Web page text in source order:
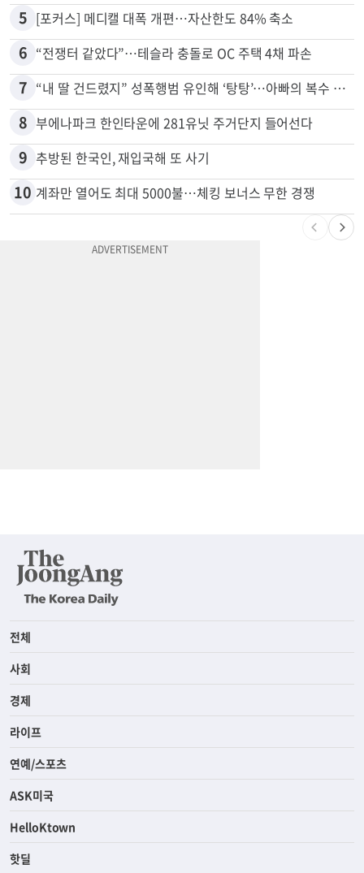
4 '14년째 도피' 한인 간호사 공개 수배…메디케어 사기 유죄
5 [포커스] 메디캘 대폭 개편…자산한도 84% 축소
6 “전쟁터 같았다”…테슬라 충돌로 OC 주택 4채 파손
7
8 부에나파크 한인타운에 281유닛 주거단지 들어선다
9 추방된 한국인, 재입국해 또 사기
계좌만 열어도 최대 5000불…체킹 보너스 무한 경쟁
전체
사회
경제
라이프
연예/스포츠
ASK미국
HelloKtown